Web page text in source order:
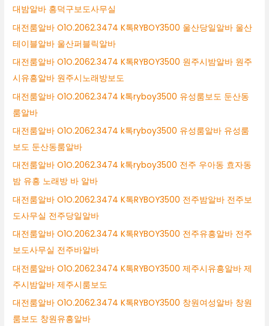
대밤알바 흥덕구보도사무실
대전룸알바 O1O.2062.3474 K톡RYBOY3500 울산당일알바 울산
테이블알바 울산퍼블릭알바
대전룸알바 O1O.2062.3474 K톡RYBOY3500 원주시밤알바 원주
시유흥알바 원주시노래방보도
대전룸알바 O1O.2062.3474 k톡ryboy3500 유성룸보도 둔산동
룸알바
대전룸알바 O1O.2062.3474 k톡ryboy3500 유성룸알바 유성룸
보도 둔산동룸알바
대전룸알바 O1O.2062.3474 k톡ryboy3500 전주 우아동 효자동
밤 유흥 노래방 바 알바
대전룸알바 O1O.2062.3474 K톡RYBOY3500 전주밤알바 전주보
도사무실 전주당일알바
대전룸알바 O1O.2062.3474 K톡RYBOY3500 전주유흥알바 전주
보도사무실 전주바알바
대전룸알바 O1O.2062.3474 K톡RYBOY3500 제주시유흥알바 제
주시밤알바 제주시룸보도
대전룸알바 O1O.2062.3474 K톡RYBOY3500 창원여성알바 창원
룸보도 창원유흥알바